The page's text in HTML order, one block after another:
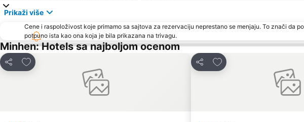
Prikaži više
Cene i raspoloživost koje primamo sa sajtova za rezervaciju neprestano se menjaju. To znači da
potpuno ista kao ona koja je bila prikazana na trivagu.
Minhen: Hotels sa najboljom ocenom
Deli
Dodati u favorite
Deli
Dodati u favorite